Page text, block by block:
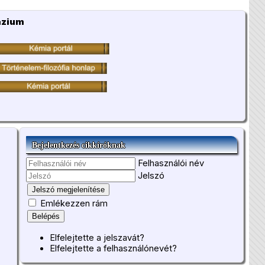
Bejelentkezés cikkíróknak
Felhasználói név
Jelszó
Jelszó megjelenítése
Emlékezzen rám
Belépés
Elfelejtette a jelszavát?
Elfelejtette a felhasználónevét?